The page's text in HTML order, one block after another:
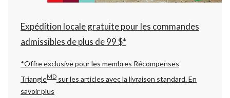
Expédition locale gratuite pour les commandes
admissibles de plus de 99 $*
*Offre exclusive pour les membres Récompenses
TriangleMD sur les articles avec la livraison standard.En
savoir plus